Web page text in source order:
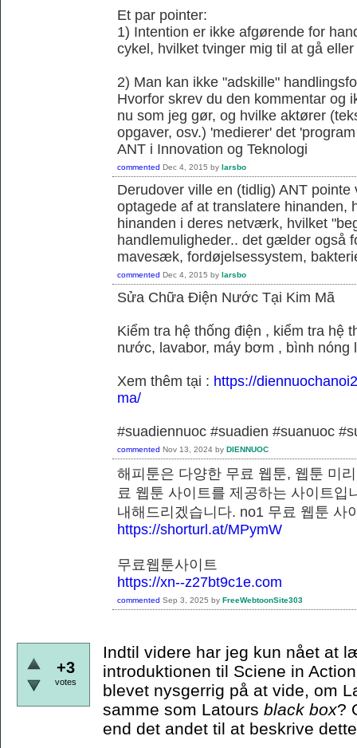
Et par pointer:
1) Intention er ikke afgørende for
cykel, hvilket tvinger mig til at gå
2) Man kan ikke "adskille"
Hvorfor skrev du den kommentar og
nu som jeg gør, og hvilke aktører
opgaver, osv.) 'medierer' det
ANT i Innovation og Teknologi
commented Dec 4, 2015 by larsbo
Derudover ville en (tidlig) ANT
optagede af at translatere hinanden,
hinanden i deres netværk, hvilket
handlemuligheder.. det gælder også
mavesæk, fordøjelsessystem,
commented Dec 4, 2015 by larsbo
Sửa Chữa Điện Nước Tại Kim Mã
Kiểm tra hệ thống điện , kiểm tra hệ
nước, lavabor, máy bơm , bình nóng
Xem thêm tại : https://
ma/
#suadiennuoc #suadien #suanuoc
commented Nov 13, 2024 by DIENNUOC
해피툰은 다양한 무료 웹툰, 웹툰 미
료 웹툰 사이트를 제공하는 사이트
내해드리겠습니다. no1 무료 웹
https://shorturl.at/MPymW
무료웹툰사이트
https://xn--z27bt9c1e.com
commented Sep 3, 2025 by FreeWebtoonSite303
+3
votes
Indtil videre har jeg kun nået at
introduktionen til Sciene in
blevet nysgerrig på at vide, om
samme som Latours black box?
end det andet til at beskrive